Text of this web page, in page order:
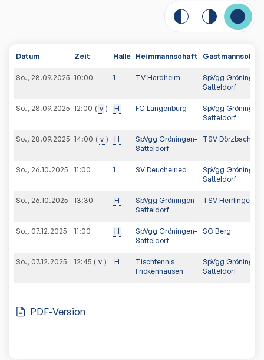
Datum Zeit Halle Heimmannschaft Gastmannschaft
So., 28.09.2025 10:00 1 TV Hardheim
SpVgg Gröningen-
Satteldorf
So., 28.09.2025 12:00 v H FC Langenburg
SpVgg Gröningen-
Satteldorf
So., 28.09.2025 14:00 v H
SpVgg Gröningen-
Satteldorf
TSV Dörzbach
So., 26.10.2025 11:00 1 SV Deuchelried
SpVgg Gröningen-
Satteldorf
So., 26.10.2025 13:30 H
SpVgg Gröningen-
Satteldorf
TSV Herrlingen
So., 07.12.2025 11:00 H
SpVgg Gröningen-
Satteldorf
SC Berg
So., 07.12.2025 12:45 v H
Tischtennis
Frickenhausen
SpVgg Gröningen-
Satteldorf
PDF-Version